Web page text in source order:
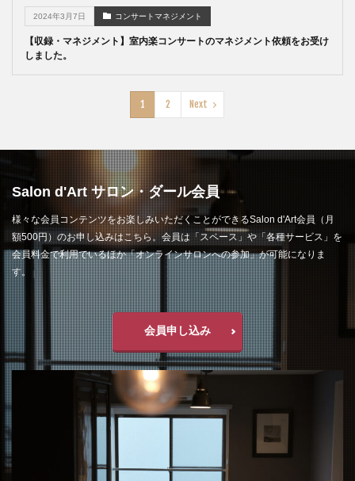
2024年3月7日 コンサートマネジメント
【収録・マネジメント】室内楽コンサートのマネジメント依頼をお受け
しました。
1 2 Next
Salon d'Art サロン・ダール会員
様々な会員コンテンツをお楽しみいただくことができるSalon d'Art会員（月
額500円）のお申し込みはこちら。会員は「スペース」や「各種サービス」を
会員料金で利用でいるほか「オンラインサロンへの参加」が可能になりま
す。
会員申し込み